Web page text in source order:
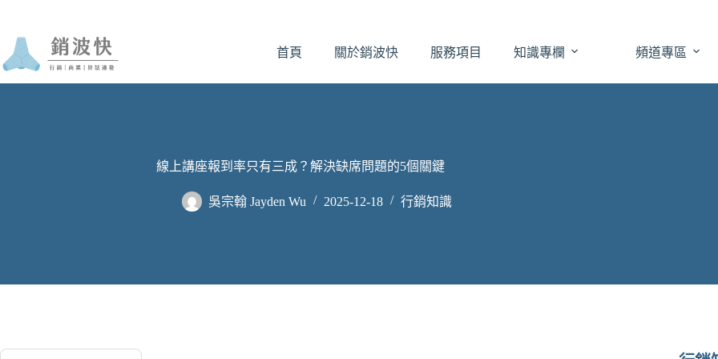
主
要
首頁 關於銷波快 服務項目 知識專欄 頻道專區
線上講座報到率只有三成？解決缺席問題的5個關鍵
吳宗翰 Jayden Wu 2025-12-18 行銷知識